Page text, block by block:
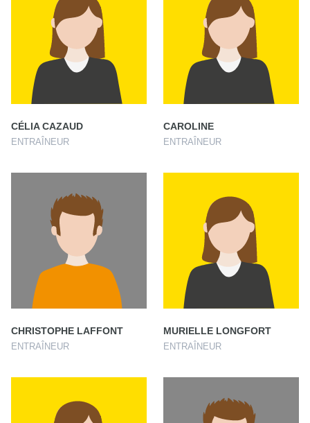
CÉLIA CAZAUD
ENTRAÎNEUR
CAROLINE
ENTRAÎNEUR
CHRISTOPHE LAFFONT
ENTRAÎNEUR
MURIELLE LONGFORT
ENTRAÎNEUR